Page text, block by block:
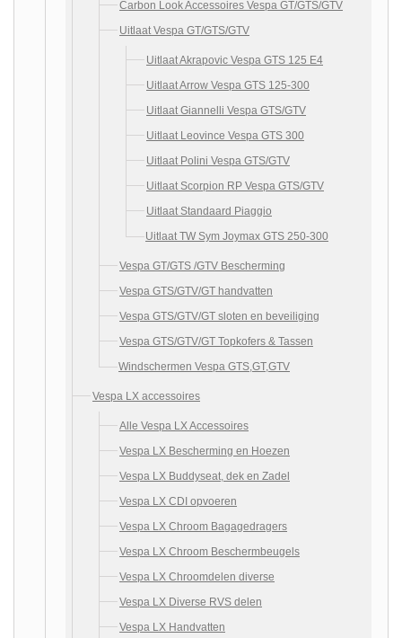
Carbon Look Accessoires Vespa GT/GTS/GTV
Uitlaat Vespa GT/GTS/GTV
Uitlaat Akrapovic Vespa GTS 125 E4
Uitlaat Arrow Vespa GTS 125-300
Uitlaat Giannelli Vespa GTS/GTV
Uitlaat Leovince Vespa GTS 300
Uitlaat Polini Vespa GTS/GTV
Uitlaat Scorpion RP Vespa GTS/GTV
Uitlaat Standaard Piaggio
Uitlaat TW Sym Joymax GTS 250-300
Vespa GT/GTS /GTV Bescherming
Vespa GTS/GTV/GT handvatten
Vespa GTS/GTV/GT sloten en beveiliging
Vespa GTS/GTV/GT Topkofers & Tassen
Windschermen Vespa GTS,GT,GTV
Vespa LX accessoires
Alle Vespa LX Accessoires
Vespa LX Bescherming en Hoezen
Vespa LX Buddyseat, dek en Zadel
Vespa LX CDI opvoeren
Vespa LX Chroom Bagagedragers
Vespa LX Chroom Beschermbeugels
Vespa LX Chroomdelen diverse
Vespa LX Diverse RVS delen
Vespa LX Handvatten